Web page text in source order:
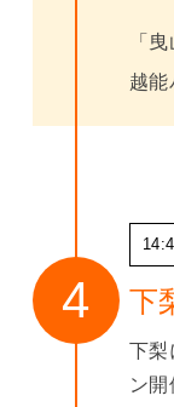
「
越
下
下梨
ン